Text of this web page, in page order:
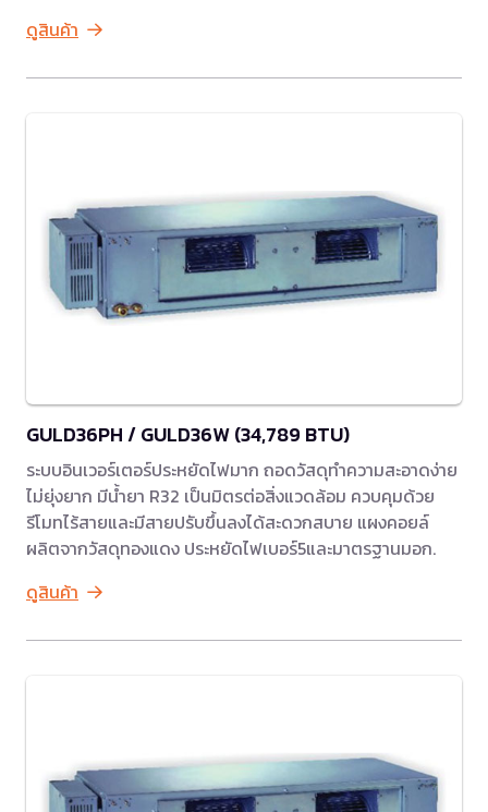
ดูสินค้า
GULD36PH / GULD36W (34,789 BTU)
ระบบอินเวอร์เตอร์ประหยัดไฟมาก ถอดวัสดุทำความสะอาดง่าย
ไม่ยุ่งยาก มีน้ำยา R32 เป็นมิตรต่อสิ่งแวดล้อม ควบคุมด้วย
รีโมทไร้สายและมีสายปรับขึ้นลงได้สะดวกสบาย แผงคอยล์
ผลิตจากวัสดุทองแดง ประหยัดไฟเบอร์5และมาตรฐานมอก.
ดูสินค้า